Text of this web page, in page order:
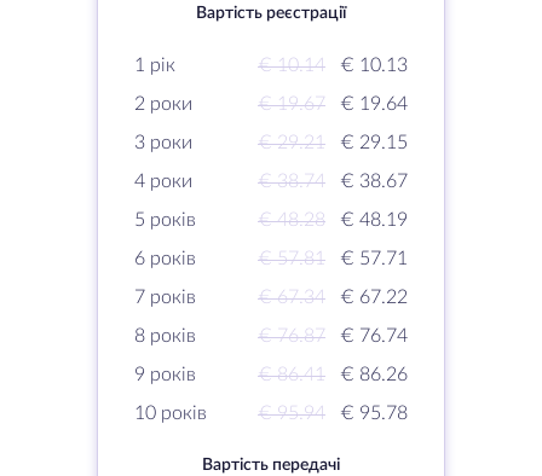
Вартість реєстрації
1 рік € 10.14
€ 10.13
2 роки
€ 19.67
€ 19.64
3 роки
€ 29.21
€ 29.15
4 роки
€ 38.74
€ 38.67
5 років
€ 48.28
€ 48.19
6 років
€ 57.81
€ 57.71
7 років
€ 67.34
€ 67.22
8 років
€ 76.87
€ 76.74
9 років
€ 86.41
€ 86.26
10 років
€ 95.94 € 95.78
Вартість передачі